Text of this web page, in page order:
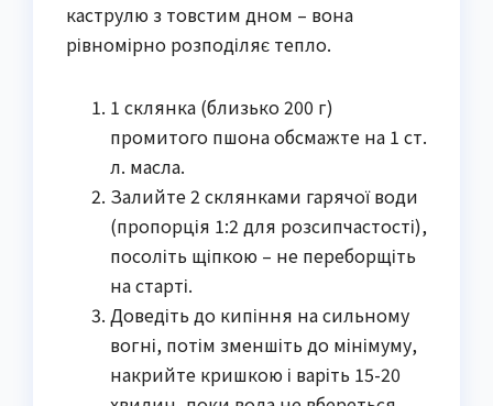
каструлю з товстим дном – вона
рівномірно розподіляє тепло.
1 склянка (близько 200 г)
промитого пшона обсмажте на 1 ст.
л. масла.
Залийте 2 склянками гарячої води
(пропорція 1:2 для розсипчастості),
посоліть щіпкою – не переборщіть
на старті.
Доведіть до кипіння на сильному
вогні, потім зменшіть до мінімуму,
накрийте кришкою і варіть 15-20